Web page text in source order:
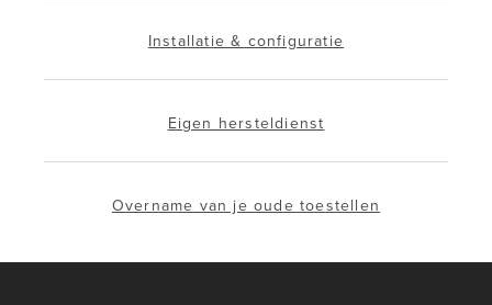
Installatie & configuratie
Eigen hersteldienst
Overname van je oude toestellen